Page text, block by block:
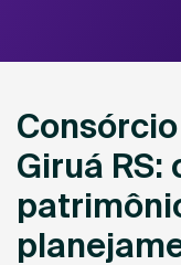
Giruá RS: